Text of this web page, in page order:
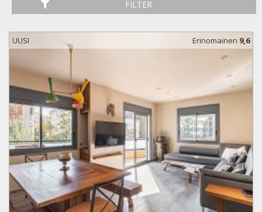
FILTER
UUSI Erinomainen 9,6